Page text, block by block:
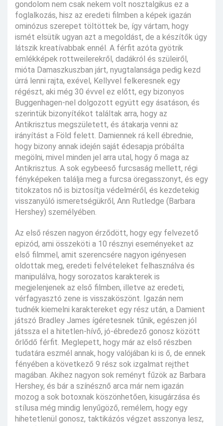
gondolom nem csak nekem volt nosztalgikus ez a
foglalkozás, hisz az eredeti filmben a képek igazán
ominózus szerepet töltöttek be, így vártam, hogy
ismét elsütik ugyan azt a megoldást, de a készítők úgy
látszik kreatívabbak ennél. A férfit azóta gyötrik
emlékképek rottweilerekről, dadákról és szüleiről,
mióta Damaszkuszban járt, nyugtalansága pedig kezd
úrrá lenni rajta, exével, Kellyvel felkeresnek egy
régészt, aki még 30 évvel ez előtt, egy bizonyos
Buggenhagen-nel dolgozott együtt egy ásatáson, és
szerintük bizonyítékot találtak arra, hogy az
Antikrisztus megszületett, és átakarja venni az
irányítást a Föld felett. Damiennek rá kell ébrednie,
hogy bizony annak idején saját édesapja próbálta
megölni, mivel minden jel arra utal, hogy ő maga az
Antikrisztus. A sok egybeeső furcsaság mellett, régi
fényképeken találja meg a furcsa öregasszonyt, és egy
titokzatos nő is biztosítja védelméről, és kezdetekig
visszanyúló ismeretségükről, Ann Rutledge (Barbara
Hershey) személyében.
Az első részen nagyon érződött, hogy egy felvezető
epizód, ami összeköti a 10 résznyi eseményeket az
első filmmel, amit szerencsére nagyon igényesen
oldottak meg, eredeti felvételeket felhasználva és
manipulálva, hogy sorozatos karakterek is
megjelenjenek az első filmben, illetve az eredeti,
vérfagyasztó zene is visszaköszönt. Igazán nem
tudnék kiemelni karaktereket egy rész után, a Damient
játszó Bradley James ígéretesnek tűnik, egészen jól
játssza el a hitetlen-hívő, jó-ébredező gonosz között
őrlődő férfit. Meglepett, hogy már az első részben
tudatára eszmél annak, hogy valójában ki is ő, de ennek
fényében a következő 9 rész sok izgalmat rejthet
magában. Akihez nagyon sok reményt fűzök az Barbara
Hershey, és bár a színésznő arca már nem igazán
mozog a sok botoxnak köszönhetően, kisugárzása és
stílusa még mindig lenyűgöző, remélem, hogy egy
hihetetlenül gonosz, taktikázós végzet asszonya lesz,